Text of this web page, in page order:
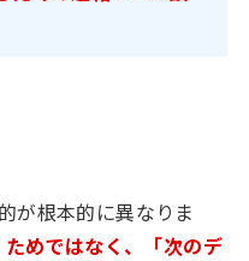
が根本的に異なりま
ためではなく、「次のデ